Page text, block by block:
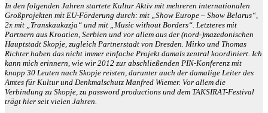
In den folgenden Jahren startete Kultur Aktiv mit mehreren internationalen
Großprojekten mit EU-Förderung durch: mit „Show Europe – Show Belarus“,
2x mit „Transkaukazja“ und mit „Music without Borders“. Letzteres mit
Partnern aus Kroatien, Serbien und vor allem aus der (nord-)mazedonischen
Hauptstadt Skopje, zugleich Partnerstadt von Dresden. Mirko und Thomas
Richter haben das nicht immer einfache Projekt damals zentral koordiniert. Ich
kann mich erinnern, wie wir 2012 zur abschließenden PIN-Konferenz mit
knapp 30 Leuten nach Skopje reisten, darunter auch der damalige Leiter des
Amtes für Kultur und Denkmalschutz Manfred Wiemer. Vor allem die
Verbindung zu Skopje, zu password productions und dem TAKSIRAT-Festival
trägt hier seit vielen Jahren.